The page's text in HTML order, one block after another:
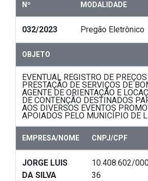
Nº
MODALIDADE
032/2023 Pregão Eletrônico
OBJETO
EVENTUAL REGISTRO DE
PRESTAÇÃO DE SERVIÇOS DE
AGENTE DE ORIENTAÇÃO E
DE CONTENÇÃO DESTINADOS
AOS DIVERSOS EVENTOS
APOIADOS PELO MUNICÍPIO DE
EMPRESA/NOME CNPJ/CPF
JORGE LUIS
DA SILVA
10.408.602/
36